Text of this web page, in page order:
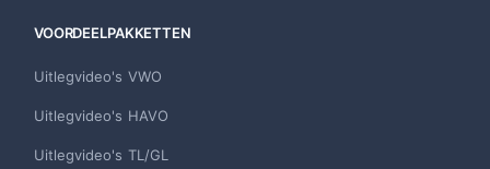
VOORDEELPAKKETTEN
Uitlegvideo's VWO
Uitlegvideo's HAVO
Uitlegvideo's TL/GL